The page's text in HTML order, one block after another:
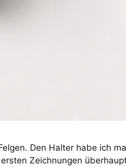
Den Halter habe ich
Zeichnungen